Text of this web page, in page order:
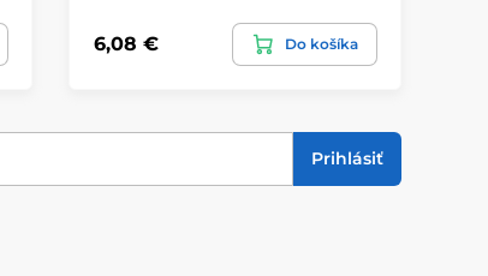
6,08 € Do košíka
Prihlásiť